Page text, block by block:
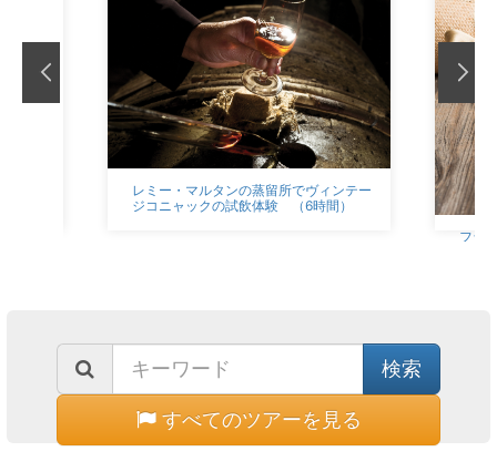
レミー・マルタンの蒸留所でヴィンテー
ジコニャックの試飲体験 （6時間）
フラ
すべてのツアーを見る